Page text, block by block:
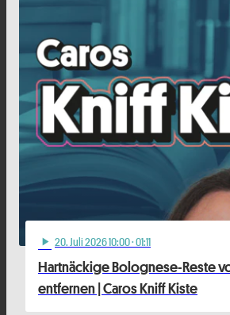
play_arrow 20. Juli 2026 10:00· 01:11
Hartnäckige Bolognese-Reste
entfernen | Caros Kniff Kiste